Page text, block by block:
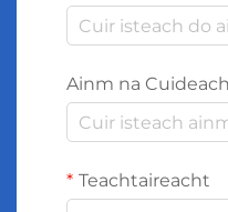
Ainm na
Teachtaireacht